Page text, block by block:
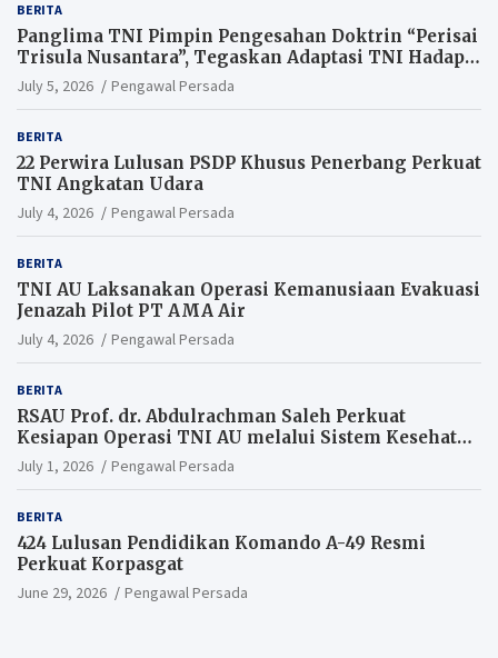
BERITA
Panglima TNI Pimpin Pengesahan Doktrin “Perisai
Trisula Nusantara”, Tegaskan Adaptasi TNI Hadapi
Perang Modern
July 5, 2026 Pengawal Persada
BERITA
22 Perwira Lulusan PSDP Khusus Penerbang Perkuat
TNI Angkatan Udara
July 4, 2026 Pengawal Persada
BERITA
TNI AU Laksanakan Operasi Kemanusiaan Evakuasi
Jenazah Pilot PT AMA Air
July 4, 2026 Pengawal Persada
BERITA
RSAU Prof. dr. Abdulrachman Saleh Perkuat
Kesiapan Operasi TNI AU melalui Sistem Kesehatan
Andal
July 1, 2026 Pengawal Persada
BERITA
424 Lulusan Pendidikan Komando A-49 Resmi
Perkuat Korpasgat
June 29, 2026 Pengawal Persada